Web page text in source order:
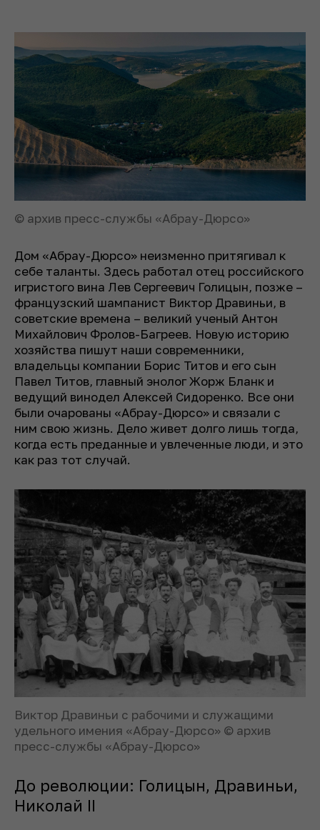
© архив пресс-службы «Абрау-Дюрсо»
Дом «Абрау-Дюрсо» неизменно притягивал к
себе таланты. Здесь работал отец российского
игристого вина Лев Сергеевич Голицын, позже –
французский шампанист Виктор Дравиньи, в
советские времена – великий ученый Антон
Михайлович Фролов-Багреев. Новую историю
хозяйства пишут наши современники,
владельцы компании Борис Титов и его сын
Павел Титов, главный энолог Жорж Бланк и
ведущий винодел Алексей Сидоренко. Все они
были очарованы «Абрау-Дюрсо» и связали с
ним свою жизнь. Дело живет долго лишь тогда,
когда есть преданные и увлеченные люди, и это
как раз тот случай.
Виктор Дравиньи с рабочими и служащими
удельного имения «Абрау-Дюрсо» © архив
пресс-службы «Абрау-Дюрсо»
До революции: Голицын, Дравиньи,
Николай II